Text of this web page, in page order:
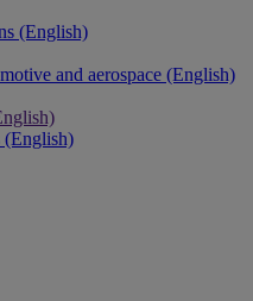
(English)
and aerospace (English)
(English)